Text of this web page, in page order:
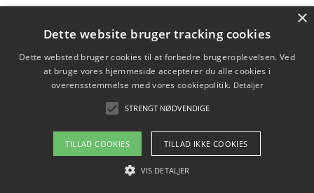
Sådan rydder du effektivt op efter et stort event
Copyright 2026 - Pilanto Aps
Om / kontakt
Blog Betingelser
×
Dette website bruger tracking cookies
Dette websted bruger cookies til at forbedre brugeroplevelsen. Ved
at bruge vores hjemmeside accepterer du alle cookies i
overensstemmelse med vores cookiepolitik. Detaljer
STRENGT NØDVENDIGE
TILLAD COOKIES TILLAD IKKE COOKIES
VIS DETALJER